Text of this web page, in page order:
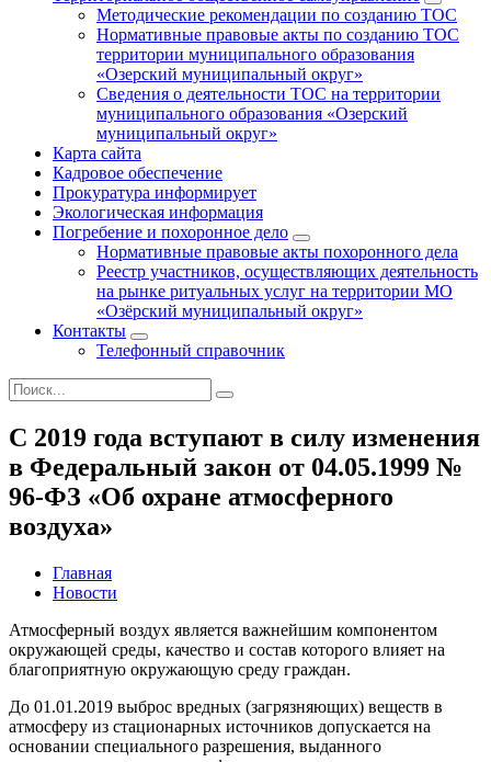
Методические рекомендации по созданию ТОС
Нормативные правовые акты по созданию ТОС
территории муниципального образования
«Озерский муниципальный округ»
Сведения о деятельности ТОС на территории
муниципального образования «Озерский
муниципальный округ»
Карта сайта
Кадровое обеспечение
Прокуратура информирует
Экологическая информация
Погребение и похоронное дело
Нормативные правовые акты похоронного дела
Реестр участников, осуществляющих деятельность
на рынке ритуальных услуг на территории МО
«Озёрский муниципальный округ»
Контакты
Телефонный справочник
С 2019 года вступают в силу изменения
в Федеральный закон от 04.05.1999 №
96-ФЗ «Об охране атмосферного
воздуха»
Главная
Новости
Атмосферный воздух является важнейшим компонентом
окружающей среды, качество и состав которого влияет на
благоприятную окружающую среду граждан.
До 01.01.2019 выброс вредных (загрязняющих) веществ в
атмосферу из стационарных источников допускается на
основании специального разрешения, выданного